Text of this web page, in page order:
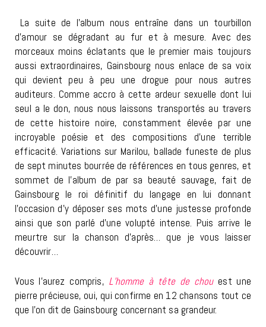
La suite de l’album nous entraîne dans un tourbillon
d’amour se dégradant au fur et à mesure. Avec des
morceaux moins éclatants que le premier mais toujours
aussi extraordinaires, Gainsbourg nous enlace de sa voix
qui devient peu à peu une drogue pour nous autres
auditeurs. Comme accro à cette ardeur sexuelle dont lui
seul a le don, nous nous laissons transportés au travers
de cette histoire noire, constamment élevée par une
incroyable poésie et des compositions d’une terrible
efficacité. Variations sur Marilou, ballade funeste de plus
de sept minutes bourrée de références en tous genres, et
sommet de l’album de par sa beauté sauvage, fait de
Gainsbourg le roi définitif du langage en lui donnant
l’occasion d’y déposer ses mots d’une justesse profonde
ainsi que son parlé d’une volupté intense. Puis arrive le
meurtre sur la chanson d’après… que je vous laisser
découvrir…
Vous l’aurez compris, L’homme à tête de chouest une
pierre précieuse, oui, qui confirme en 12 chansons tout ce
que l’on dit de Gainsbourg concernant sa grandeur.